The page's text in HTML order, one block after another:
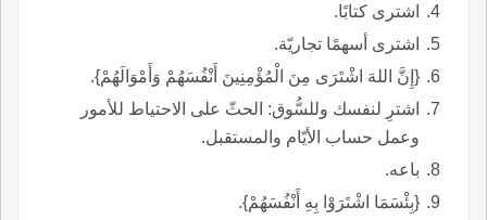
اشترى كتابًا.
اشترى أسهمًا تجاريّة.
{إِنَّ اللهَ اشْتَرَى مِنَ الْمُؤْمِنِينَ أَنْفُسَهُمْ وَأَمْوَالَهُمْ}.
اشترِ لنفسك وللسُّوق: الحثّ على الاحتياط للأمور
وعمل حساب الأيّام والمستقبل.
باعه.
{بِئْسَمَا اشْتَرَوْا بِهِ أَنْفُسَهُمْ}.